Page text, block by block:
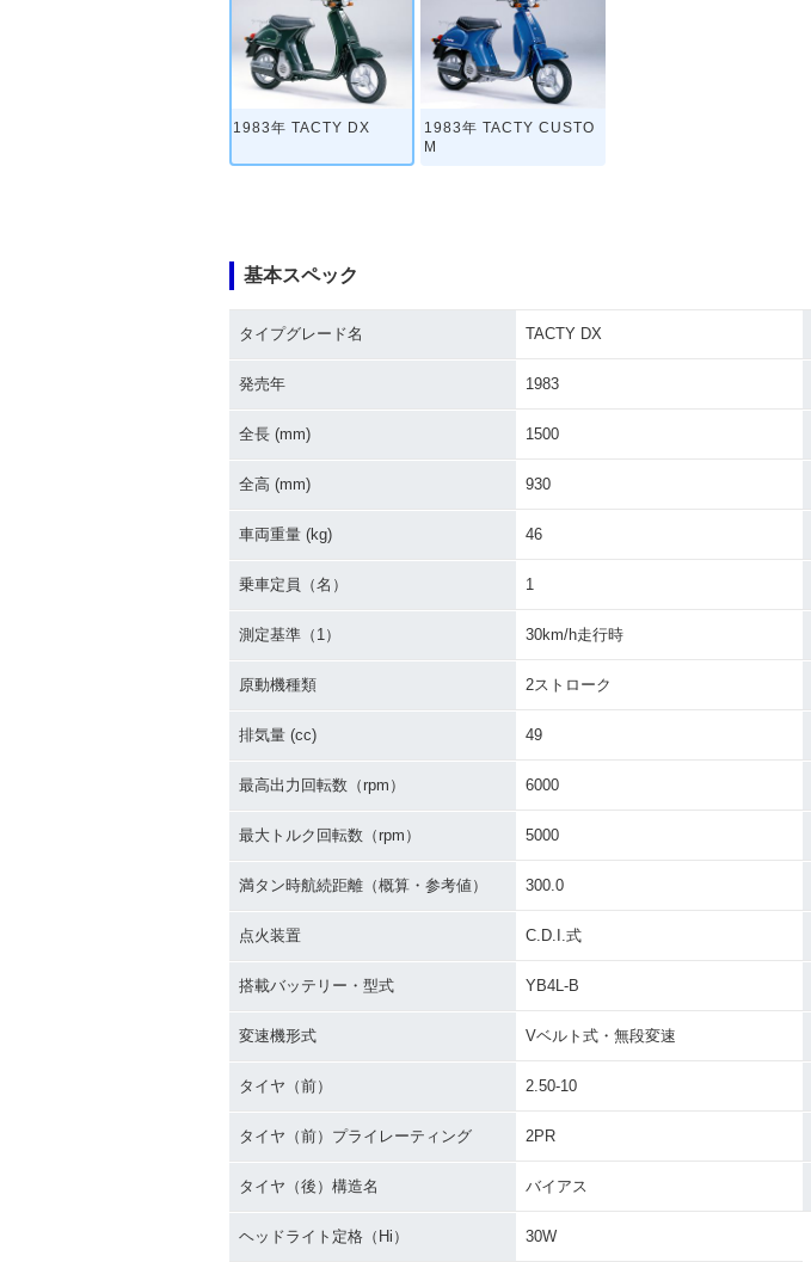
1983年 TACTY DX
1983年 TACTY CUSTO
M
基本スペック
タイプグレード名 TACTY DX
発売年 1983
全長 (mm) 1500
全高 (mm) 930
車両重量 (kg) 46
乗車定員（名） 1
測定基準（1） 30km/h走行時
原動機種類 2ストローク
排気量 (cc) 49
最高出力回転数（rpm） 6000
最大トルク回転数（rpm） 5000
満タン時航続距離（概算・参考値） 300.0
点火装置 C.D.I.式
搭載バッテリー・型式 YB4L-B
変速機形式 Vベルト式・無段変速
タイヤ（前） 2.50-10
タイヤ（前）プライレーティング 2PR
タイヤ（後）構造名 バイアス
ヘッドライト定格（Hi） 30W